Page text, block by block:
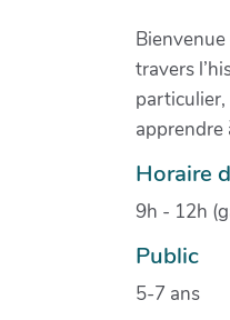
travers
particulier,
apprendre
Horaire
9h - 12h
Public
5-7 ans